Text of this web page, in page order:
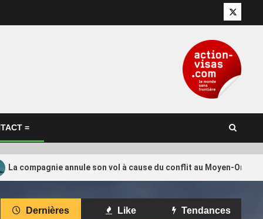
Twitter
=
La compagnie annule son vol à cause du conflit au Moyen-
International
Dernières Like Tendances